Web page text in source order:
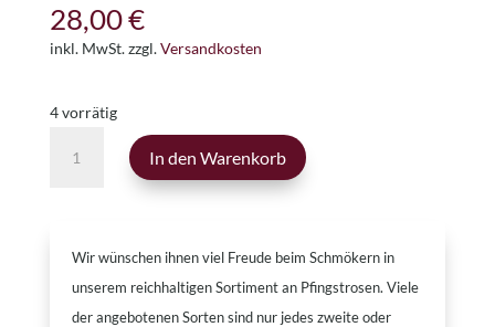
28,00€
inkl. MwSt. zzgl.Versandkosten
4 vorrätig
anomala
In den Warenkorb
Wir wünschen ihnen viel Freude beim Schmökern in
unserem reichhaltigen Sortiment an Pfingstrosen. Viele
der angebotenen Sorten sind nur jedes zweite oder